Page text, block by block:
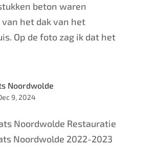
beton waren
het dak van het
Op de foto zag ik dat het
Noordwolde
9, 2024
Noordwolde Restauratie
Noordwolde 2022-2023